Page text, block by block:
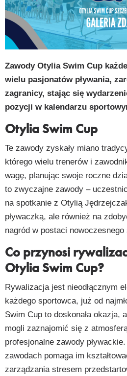
Zawody Otylia Swim Cup
wielu pasjonatów pływania,
zagranicy, stając się
pozycji w kalendarzu
Otylia Swim Cup
Te zawody zyskały miano
którego wielu trenerów i
wagę, planując swoje roczne
to zwyczajne zawody –
na spotkanie z Otylią
pływaczką, ale również na
nagród w postaci
Co przynosi
Otylia Swim Cup?
Rywalizacja jest nieodłącznym
każdego sportowca, już od
Swim Cup to doskonała okazja,
mogli zaznajomić się z
profesjonalne zawody
zawodach pomaga im
zarządzania stresem